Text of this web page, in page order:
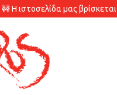
🚧 Η ιστοσελίδα μας